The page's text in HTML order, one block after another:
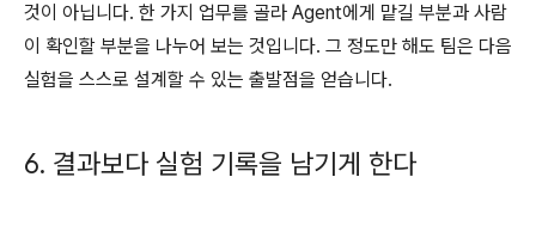
것이 아닙니다. 한 가지 업무를 골라 Agent에게 맡길 부분과 사람
이 확인할 부분을 나누어 보는 것입니다. 그 정도만 해도 팀은 다음
실험을 스스로 설계할 수 있는 출발점을 얻습니다.
6. 결과보다 실험 기록을 남기게 한다